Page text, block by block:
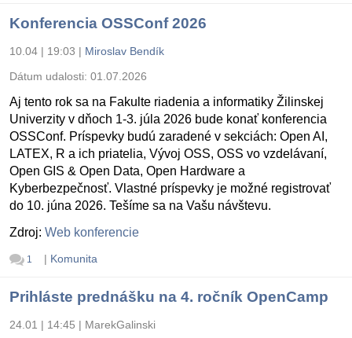
Konferencia OSSConf 2026
10.04 | 19:03 | Miroslav Bendík
Dátum udalosti: 01.07.2026
Aj tento rok sa na Fakulte riadenia a informatiky Žilinskej
Univerzity v dňoch 1-3. júla 2026 bude konať konferencia
OSSConf. Príspevky budú zaradené v sekciách: Open AI,
LATEX, R a ich priatelia, Vývoj OSS, OSS vo vzdelávaní,
Open GIS & Open Data, Open Hardware a
Kyberbezpečnosť. Vlastné príspevky je možné registrovať
do 10. júna 2026. Tešíme sa na Vašu návštevu.
Zdroj: Web konferencie
1 | Komunita
Prihláste prednášku na 4. ročník OpenCamp
24.01 | 14:45 | MarekGalinski